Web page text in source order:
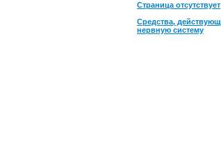
Страница отсутствует
Средства,
нервную систему